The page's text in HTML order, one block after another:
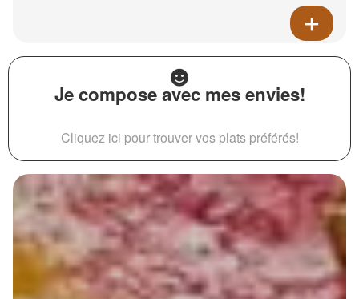
Je compose avec mes envies!
Cliquez ici pour trouver vos plats préférés!